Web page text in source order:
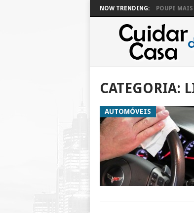
NOW TRENDING: POUPE
CATEGORIA:
AUTOMÓVEIS